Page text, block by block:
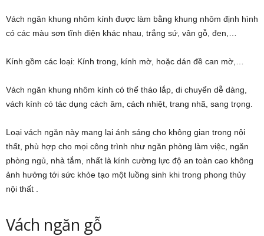
Vách ngăn khung nhôm kính được làm bằng khung nhôm định hình
có các màu sơn tĩnh điện khác nhau, trắng sứ, vân gỗ, đen,…
Kính gồm các loại: Kính trong, kính mờ, hoặc dán đề can mờ,…
Vách ngăn khung nhôm kính có thể tháo lắp, di chuyển dễ dàng,
vách kính có tác dụng cách âm, cách nhiệt, trang nhã, sang trọng.
Loại vách ngăn này mang lại ánh sáng cho không gian trong nội
thất, phù hợp cho mọi công trình như ngăn phòng làm việc, ngăn
phòng ngủ, nhà tắm, nhất là kính cường lực độ an toàn cao không
ảnh hưởng tới sức khỏe tạo một luồng sinh khi trong phong thủy
nội thất .
Vách ngăn gỗ